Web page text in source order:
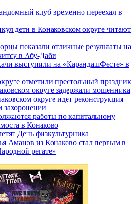
клуб временно переехал в
дети в Конаковском округе читают
показали отличные результаты на
в Абу-Даби
выступили на «КарандашФесте» в
отметили престольный праздник
округе задержали мошенника
округе идет реконструкция
захоронении
работы по капитальному
в Конаково
День физкультурника
Аманов из Конаково стал первым в
регате»